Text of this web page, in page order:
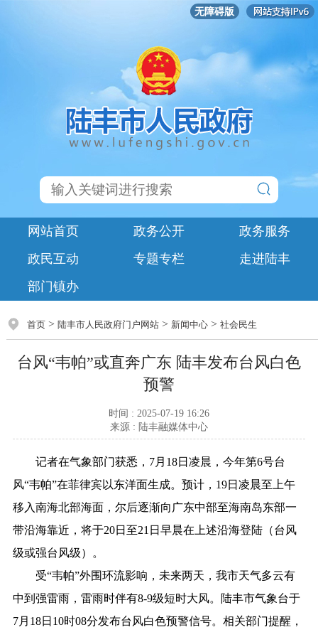
无障碍版
网站首页 政务公开
政务服务
政民互动
专题专栏
走进陆丰
部门镇办
首页> 陆丰市人民政府门户网站> 新闻中心> 社会民生
台风“韦帕”或直奔广东 陆丰发布台风白色
预警
时间 : 2025-07-19 16:26
来源 : 陆丰融媒体中心
记者在气象部门获悉，7月18日凌晨，今年第6号台
风“韦帕”在菲律宾以东洋面生成。预计，19日凌晨至上午
移入南海北部海面，尔后逐渐向广东中部至海南岛东部一
带沿海靠近，将于20日至21日早晨在上述沿海登陆（台风
级或强台风级）。
受“韦帕”外围环流影响，未来两天，我市天气多云有
中到强雷雨，雷雨时伴有8-9级短时大风。陆丰市气象台于
7月18日10时08分发布台风白色预警信号。相关部门提醒，